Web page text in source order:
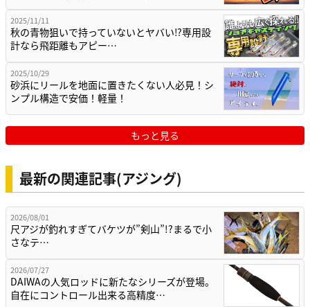
2025/11/11
秋の青物狙いで持っていないとヤバい⁉専用設
計なら飛距離もアピー…
2025/10/29
砂浜にリールを地面に置きたくない人必見！シ
ンプル構造で安価！軽量！
もっと見る
最新の関連記事(アジング)
2026/08/01
尺アジが釣れすぎてバケツが”剣山”!?まるで小
さなテ…
2026/07/27
DAIWAの人気ロッドに新たなシリーズが登場。
自在にコントロール出来る高精度…